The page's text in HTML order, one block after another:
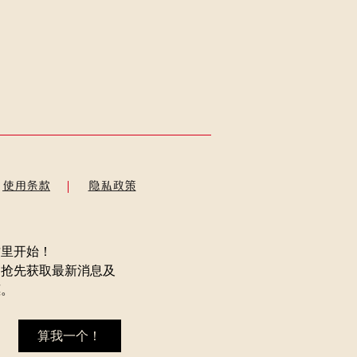
使用条款 隐私政策
开始！
先获取最新消息及
算我一个！